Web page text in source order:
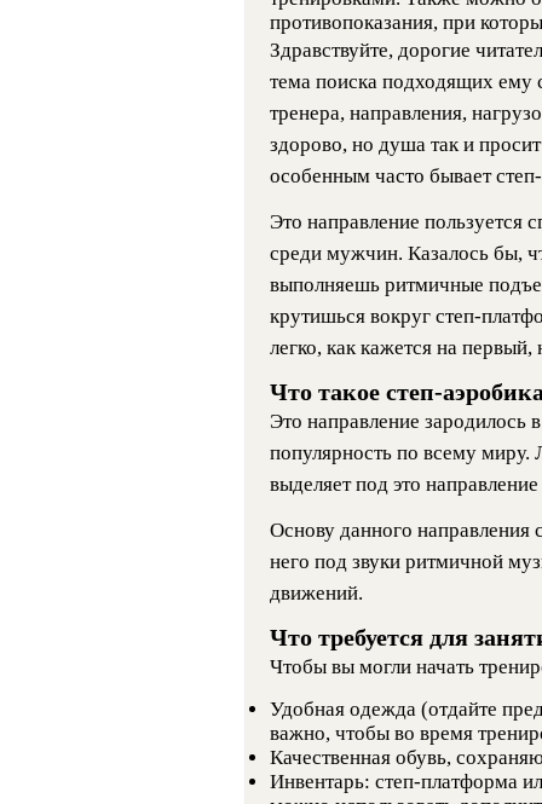
противопоказания, при
Здравствуйте, дорогие
тема поиска подходящих ему
тренера, направления,
здорово, но душа так и
особенным часто бывает
Это направление
среди мужчин. Казалось бы,
выполняешь ритмичные
крутишься вокруг степ-
легко, как кажется на первый,
Что такое степ-
Это направление
популярность по всему
выделяет под это
Основу данного направления
него под звуки ритмичной
движений.
Что требуется для
Чтобы вы могли начать
Удобная одежда (отдайте
важно, чтобы во время
Качественная обувь,
Инвентарь: степ-платформа